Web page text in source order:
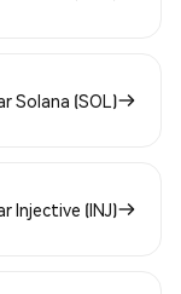
Solana (SOL)
Injective (INJ)